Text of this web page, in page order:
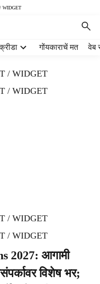
WIDGET
गोंयकाराचें मत वेब
/ WIDGET
/ WIDGET
/ WIDGET
/ WIDGET
2027: आगामी
विशेष भर;